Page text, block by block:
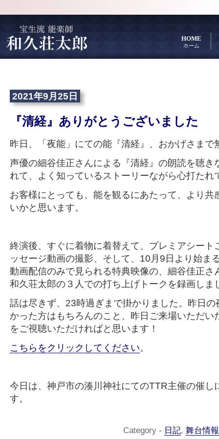
HOME
ホーム
2021年9月25日
『清経』ありがとうございました
昨日、「夜能」にての能『清経』、おかげさまで
声優の細谷佳正さんによる『清経』の朗読を聴き
れて、よく知っているストーリーながら心打たれ
お客様にとっても、能を観るにあたって、より共
いかと思います。
終演後、すぐに着物に着替えて、プレミアシート
ッセージ動画の撮影、そして、10月9日より始ま
動画配信のみで見られる特典映像の、細谷佳正さ
和久荘太郎の３人での打ち上げトークを録画しま
話は尽きず、23時過ぎまで掛かりました。昨日
かった方はもちろんのこと、昨日ご来場いただい
をご視聴いただければと思います！
こちらをクリックしてください。
今日は、神戸市の湊川神社にてのTTR主催の催し
す。
Category - 日記, 舞台情報